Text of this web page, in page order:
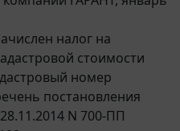
налог на
стоимости
номер
постановления
N 700-ПП